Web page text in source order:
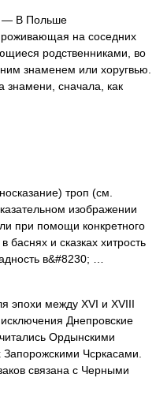
— В Польше
на соседних
родственниками, во
знаменем или хоругвью.
сначала, как
троп (см.
изображении
при помощи конкретного
и сказках хитрость
в&#8230; …
эпохи между XVI и XVIII
Днепровские
Ордынскими
Чсркасами.
связана с Черными